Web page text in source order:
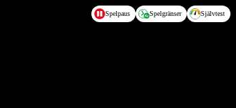
Spelpaus Spelgränser Självtest